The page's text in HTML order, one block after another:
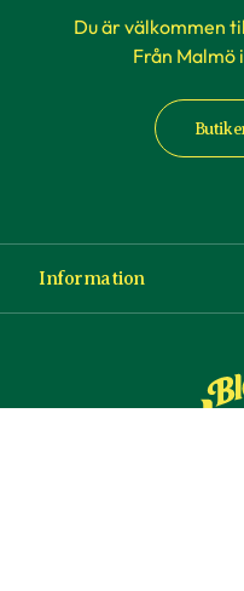
Du är välkommen
Från Malmö
Information
Köp- och